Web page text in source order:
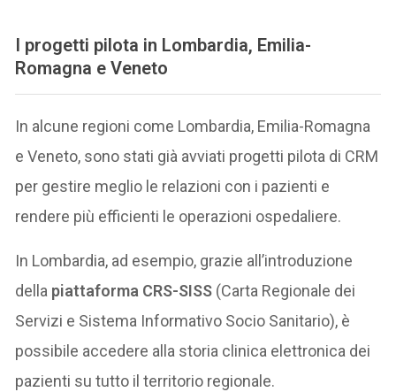
I progetti pilota in Lombardia, Emilia-
Romagna e Veneto
In alcune regioni come Lombardia, Emilia-Romagna
e Veneto, sono stati già avviati progetti pilota di CRM
per gestire meglio le relazioni con i pazienti e
rendere più efficienti le operazioni ospedaliere.
In Lombardia, ad esempio, grazie all’introduzione
della piattaforma CRS-SISS (Carta Regionale dei
Servizi e Sistema Informativo Socio Sanitario), è
possibile accedere alla storia clinica elettronica dei
pazienti su tutto il territorio regionale.